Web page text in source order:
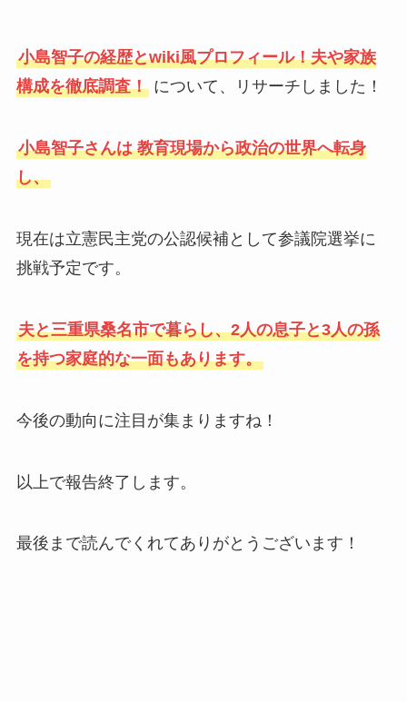
小島智子の経歴とwiki風プロフィール！夫や家族
構成を徹底調査！について、リサーチしました！
小島智子さんは 教育現場から政治の世界へ転身
し、
現在は立憲民主党の公認候補として参議院選挙に
挑戦予定です。
夫と三重県桑名市で暮らし、2人の息子と3人の孫
を持つ家庭的な一面もあります。
今後の動向に注目が集まりますね！
以上で報告終了します。
最後まで読んでくれてありがとうございます！